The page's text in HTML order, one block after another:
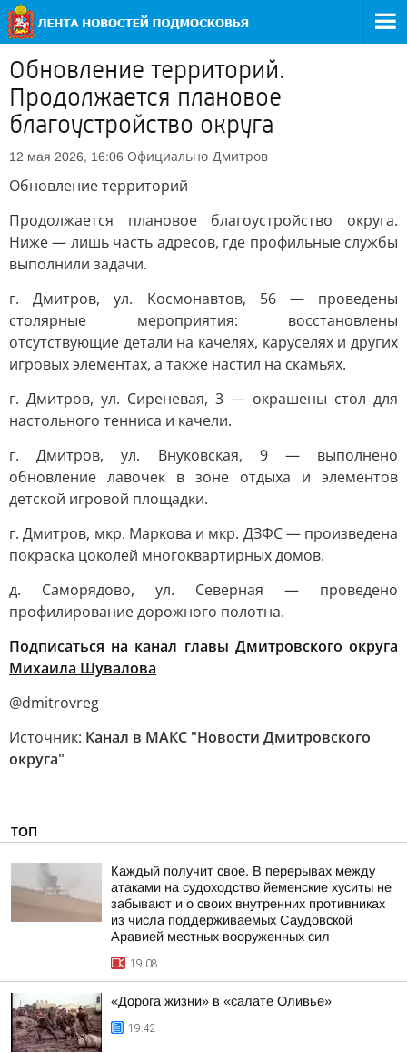
Обновление территорий.
Продолжается плановое
благоустройство округа
12 мая 2026, 16:06 Официально Дмитров
Обновление территорий
Продолжается плановое благоустройство округа.
Ниже — лишь часть адресов, где профильные службы
выполнили задачи.
г. Дмитров, ул. Космонавтов, 56 — проведены
столярные мероприятия: восстановлены
отсутствующие детали на качелях, каруселях и других
игровых элементах, а также настил на скамьях.
г. Дмитров, ул. Сиреневая, 3 — окрашены стол для
настольного тенниса и качели.
г. Дмитров, ул. Внуковская, 9 — выполнено
обновление лавочек в зоне отдыха и элементов
детской игровой площадки.
г. Дмитров, мкр. Маркова и мкр. ДЗФС — произведена
покраска цоколей многоквартирных домов.
д. Саморядово, ул. Северная — проведено
профилирование дорожного полотна.
Подписаться на канал главы Дмитровского округа
Михаила Шувалова
@dmitrovreg
Источник: Канал в МАКС "Новости Дмитровского
округа"
ТОП
Каждый получит свое. В перерывах между
атаками на судоходство йеменские хуситы не
забывают и о своих внутренних противниках
из числа поддерживаемых Саудовской
Аравией местных вооруженных сил
19:08
«Дорога жизни» в «салате Оливье»
19:42